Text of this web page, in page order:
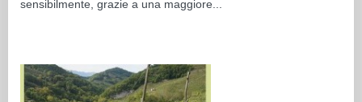
sensibilmente, grazie a una maggiore...